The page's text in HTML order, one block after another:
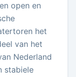
open en
het
van het
Nederland
stabiele